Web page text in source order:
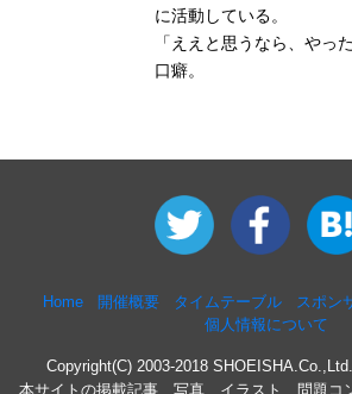
に活動している。
「ええと思うなら、やっ
口癖。
Home 開催概要 タイムテーブル スポン
個人情報について
Copyright(C) 2003-2018
本サイトの掲載記事、写真、イラスト、問題コ